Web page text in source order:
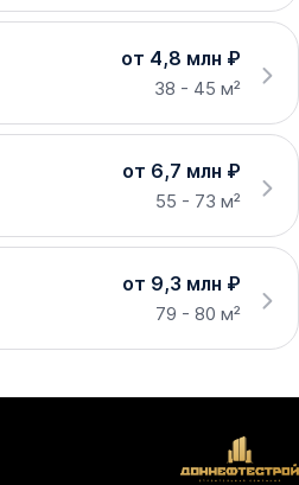
от 4,8 млн ₽
38 - 45 м²
от 6,7 млн ₽
55 - 73 м²
от 9,3 млн ₽
79 - 80 м²